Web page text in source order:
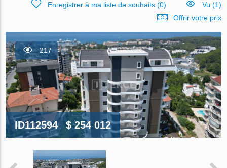
Enregistrer à ma liste de souhaits(0)
Vu (1)
Offrir votre prix
217
ID112594 $ 254 012